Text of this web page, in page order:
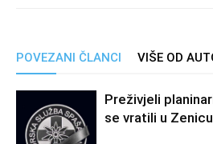
POVEZANI ČLANCI VIŠE OD
Preživjeli
se vratili u Zenicu